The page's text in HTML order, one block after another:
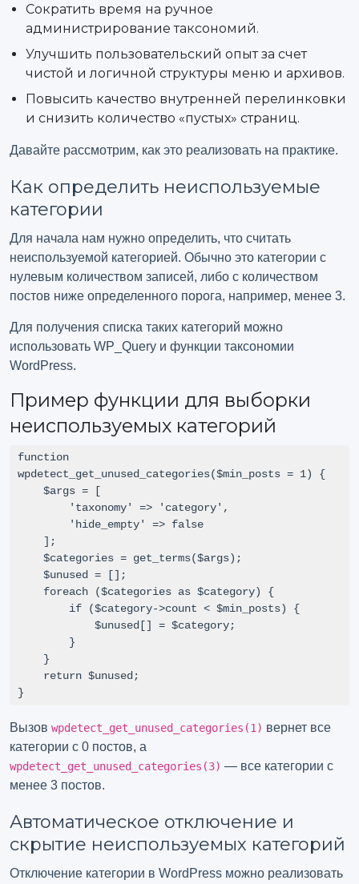
Сократить время на ручное
администрирование таксономий.
Улучшить пользовательский опыт за счет
чистой и логичной структуры меню и архивов.
Повысить качество внутренней перелинковки
и снизить количество «пустых» страниц.
Давайте рассмотрим, как это реализовать на практике.
Как определить неиспользуемые
категории
Для начала нам нужно определить, что считать
неиспользуемой категорией. Обычно это категории с
нулевым количеством записей, либо с количеством
постов ниже определенного порога, например, менее 3.
Для получения списка таких категорий можно
использовать WP_Query и функции таксономии
WordPress.
Пример функции для выборки
неиспользуемых категорий
function
wpdetect_get_unused_categories($min_posts = 1) {
}
Вызов wpdetect_get_unused_categories(1) вернет все
категории с 0 постов, а
wpdetect_get_unused_categories(3) — все категории с
менее 3 постов.
Автоматическое отключение и
скрытие неиспользуемых категорий
Отключение категории в WordPress можно реализовать